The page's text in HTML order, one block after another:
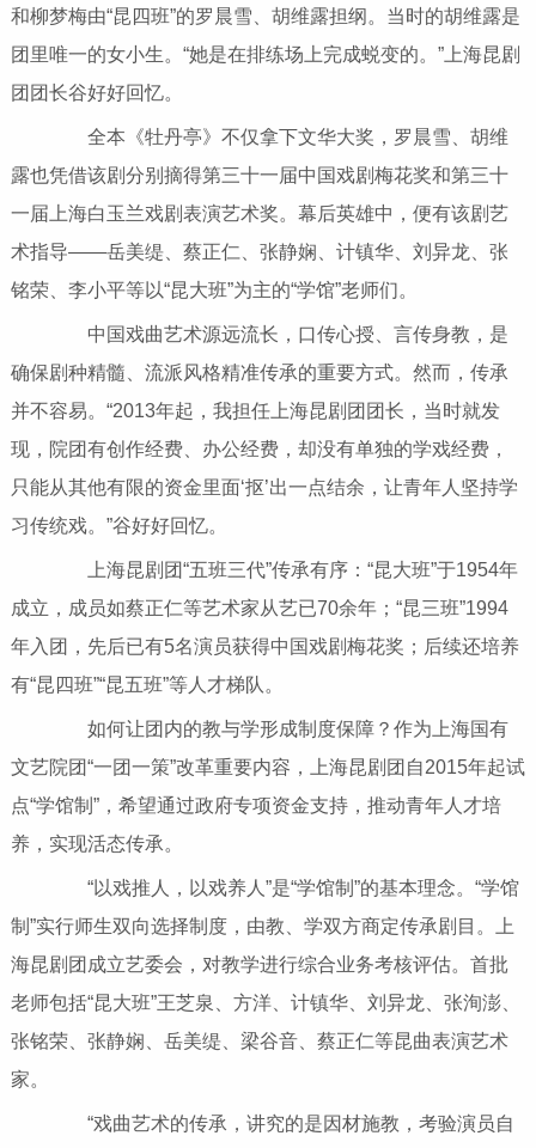
和柳梦梅由“昆四班”的罗晨雪、胡维露担纲。当时的胡维露是
团里唯一的女小生。“她是在排练场上完成蜕变的。”上海昆剧
团团长谷好好回忆。
全本《牡丹亭》不仅拿下文华大奖，罗晨雪、胡维
露也凭借该剧分别摘得第三十一届中国戏剧梅花奖和第三十
一届上海白玉兰戏剧表演艺术奖。幕后英雄中，便有该剧艺
术指导——岳美缇、蔡正仁、张静娴、计镇华、刘异龙、张
铭荣、李小平等以“昆大班”为主的“学馆”老师们。
中国戏曲艺术源远流长，口传心授、言传身教，是
确保剧种精髓、流派风格精准传承的重要方式。然而，传承
并不容易。“2013年起，我担任上海昆剧团团长，当时就发
现，院团有创作经费、办公经费，却没有单独的学戏经费，
只能从其他有限的资金里面‘抠’出一点结余，让青年人坚持学
习传统戏。”谷好好回忆。
上海昆剧团“五班三代”传承有序：“昆大班”于1954年
成立，成员如蔡正仁等艺术家从艺已70余年；“昆三班”1994
年入团，先后已有5名演员获得中国戏剧梅花奖；后续还培养
有“昆四班”“昆五班”等人才梯队。
如何让团内的教与学形成制度保障？作为上海国有
文艺院团“一团一策”改革重要内容，上海昆剧团自2015年起试
点“学馆制”，希望通过政府专项资金支持，推动青年人才培
养，实现活态传承。
“以戏推人，以戏养人”是“学馆制”的基本理念。“学馆
制”实行师生双向选择制度，由教、学双方商定传承剧目。上
海昆剧团成立艺委会，对教学进行综合业务考核评估。首批
老师包括“昆大班”王芝泉、方洋、计镇华、刘异龙、张洵澎、
张铭荣、张静娴、岳美缇、梁谷音、蔡正仁等昆曲表演艺术
家。
“戏曲艺术的传承，讲究的是因材施教，考验演员自